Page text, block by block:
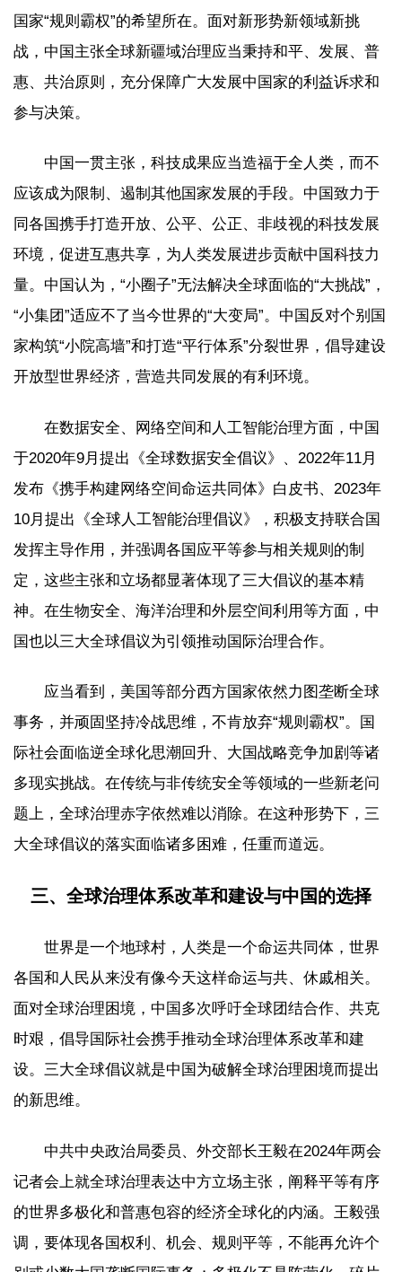
国家“规则霸权”的希望所在。面对新形势新领域新挑
战，中国主张全球新疆域治理应当秉持和平、发展、普
惠、共治原则，充分保障广大发展中国家的利益诉求和
参与决策。
中国一贯主张，科技成果应当造福于全人类，而不
应该成为限制、遏制其他国家发展的手段。中国致力于
同各国携手打造开放、公平、公正、非歧视的科技发展
环境，促进互惠共享，为人类发展进步贡献中国科技力
量。中国认为，“小圈子”无法解决全球面临的“大挑战”，
“小集团”适应不了当今世界的“大变局”。中国反对个别国
家构筑“小院高墙”和打造“平行体系”分裂世界，倡导建设
开放型世界经济，营造共同发展的有利环境。
在数据安全、网络空间和人工智能治理方面，中国
于2020年9月提出《全球数据安全倡议》、2022年11月
发布《携手构建网络空间命运共同体》白皮书、2023年
10月提出《全球人工智能治理倡议》，积极支持联合国
发挥主导作用，并强调各国应平等参与相关规则的制
定，这些主张和立场都显著体现了三大倡议的基本精
神。在生物安全、海洋治理和外层空间利用等方面，中
国也以三大全球倡议为引领推动国际治理合作。
应当看到，美国等部分西方国家依然力图垄断全球
事务，并顽固坚持冷战思维，不肯放弃“规则霸权”。国
际社会面临逆全球化思潮回升、大国战略竞争加剧等诸
多现实挑战。在传统与非传统安全等领域的一些新老问
题上，全球治理赤字依然难以消除。在这种形势下，三
大全球倡议的落实面临诸多困难，任重而道远。
三、全球治理体系改革和建设与中国的选择
世界是一个地球村，人类是一个命运共同体，世界
各国和人民从来没有像今天这样命运与共、休戚相关。
面对全球治理困境，中国多次呼吁全球团结合作、共克
时艰，倡导国际社会携手推动全球治理体系改革和建
设。三大全球倡议就是中国为破解全球治理困境而提出
的新思维。
中共中央政治局委员、外交部长王毅在2024年两会
记者会上就全球治理表达中方立场主张，阐释平等有序
的世界多极化和普惠包容的经济全球化的内涵。王毅强
调，要体现各国权利、机会、规则平等，不能再允许个